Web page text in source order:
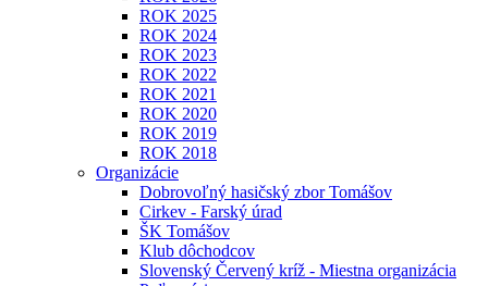
ROK 2025
ROK 2024
ROK 2023
ROK 2022
ROK 2021
ROK 2020
ROK 2019
ROK 2018
Organizácie
Dobrovoľný hasičský zbor Tomášov
Cirkev - Farský úrad
ŠK Tomášov
Klub dôchodcov
Slovenský Červený kríž - Miestna organizácia